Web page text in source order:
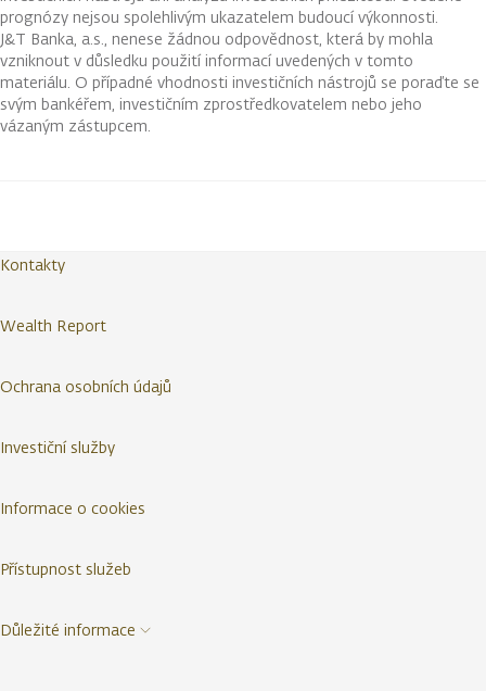
prognózy nejsou spolehlivým ukazatelem budoucí výkonnosti.
J&T Banka, a.s., nenese žádnou odpovědnost, která by mohla
vzniknout v důsledku použití informací uvedených v tomto
materiálu. O případné vhodnosti investičních nástrojů se poraďte se
svým bankéřem, investičním zprostředkovatelem nebo jeho
vázaným zástupcem.
Kontakty
Wealth Report
Ochrana osobních údajů
Investiční služby
Informace o cookies
Přístupnost služeb
Důležité informace